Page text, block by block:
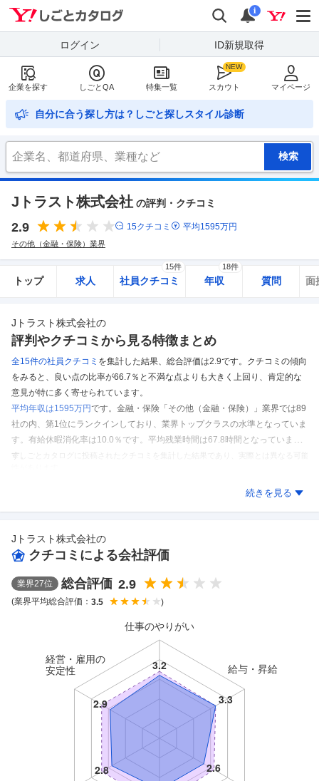
検索
通知
i
ログイン ID新規取得
企業を探す しごとQA 特集一覧 スカウト マイページ
自分に合う探し方は？しごと探しスタイル診断
Jトラスト株式会社 の評判・クチコミ
2.9 15クチコミ 平均1595万円
その他（金融・保険）業界
トップ 求人 社員クチコミ
15件
年収
18件
質問 面
Jトラスト株式会社の
評判やクチコミから見る特徴まとめ
全15件の社員クチコミ を集計した結果、 総合評価は2.9です。 クチコミの傾向
をみると、良い点の比率が66.7％と不満な点よりも大きく上回り、肯定的な
意見が特に多く寄せられています。
平均年収は1595万円です。 金融・保険「その他（金融・保険）」業界では89
社の内、第1位にランクインしており、業界トップクラスの水準となっていま
す。 有給休暇消化率は10.0％です。 平均残業時間は67.8時間となっていま
す。
※しごとカタログに投稿されたクチコミを集計した結果であり、実際とは異なる可能
続きを見る
Jトラスト株式会社の
クチコミによる会社評価
業界27位 総合評価 2.9
(業界平均総合評価： 3.5 )
仕事のやりがい
給与・昇給
経営・雇用の
安定性